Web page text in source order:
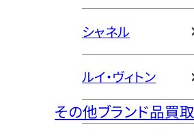
シャネル
ルイ・ヴィトン
その他ブランド品買取